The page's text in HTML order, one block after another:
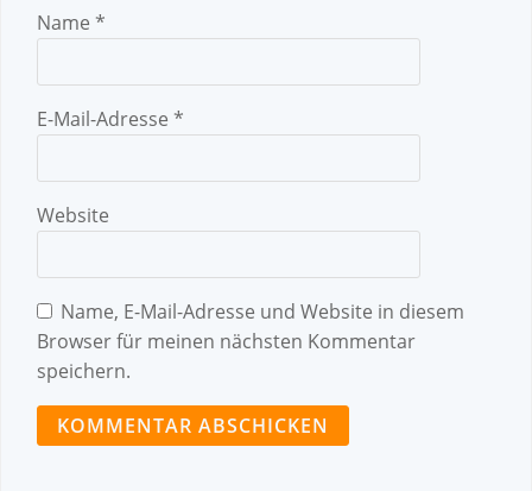
Name *
E-Mail-Adresse *
Website
Name, E-Mail-Adresse und Website in diesem
Browser für meinen nächsten Kommentar
speichern.